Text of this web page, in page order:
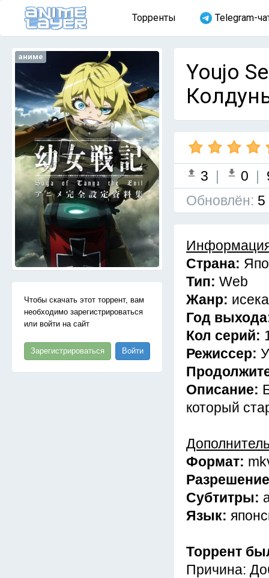
Торренты Telegram-
аниме
Чтобы скачать этот торрент, вам
необходимо зарегистрироваться
или войти на сайт
Зарегистрироваться Войти
Youjo
3 | 0 |
Обновлён: 5
Страна:
Тип: Web
Жанр:
Год
Кол серий:
Режиссер:
Описание:
который
Формат:
Субтитры:
Язык:
Торрент
Причина: